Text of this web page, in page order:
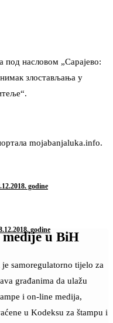
под насловом „Сарајево:
злостављања у
mojabanjaluka.info.
godine
godine
medije u BiH
samoregulatorno tijelo za
građanima da ulažu
i on-line medija,
u Kodeksu za štampu i